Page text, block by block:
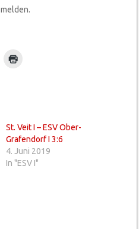
melden.
St. Veit I – ESV Ober-
Grafendorf I 3:6
4. Juni 2019
In "ESV I"